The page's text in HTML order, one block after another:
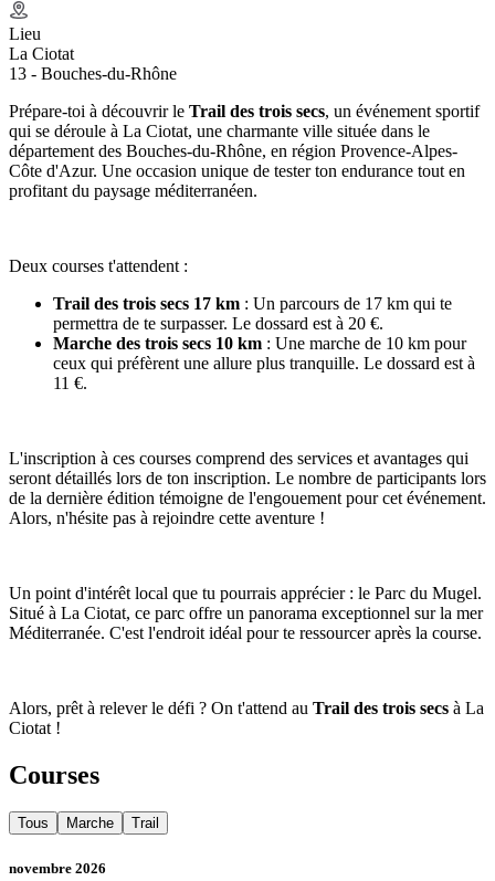
Lieu
La Ciotat
13 - Bouches-du-Rhône
Prépare-toi à découvrir le Trail des trois secs, un événement sportif
qui se déroule à La Ciotat, une charmante ville située dans le
département des Bouches-du-Rhône, en région Provence-Alpes-
Côte d'Azur. Une occasion unique de tester ton endurance tout en
profitant du paysage méditerranéen.
Deux courses t'attendent :
Trail des trois secs 17 km : Un parcours de 17 km qui te
permettra de te surpasser. Le dossard est à 20 €.
Marche des trois secs 10 km : Une marche de 10 km pour
ceux qui préfèrent une allure plus tranquille. Le dossard est à
11 €.
L'inscription à ces courses comprend des services et avantages qui
seront détaillés lors de ton inscription. Le nombre de participants lors
de la dernière édition témoigne de l'engouement pour cet événement.
Alors, n'hésite pas à rejoindre cette aventure !
Un point d'intérêt local que tu pourrais apprécier : le Parc du Mugel.
Situé à La Ciotat, ce parc offre un panorama exceptionnel sur la mer
Méditerranée. C'est l'endroit idéal pour te ressourcer après la course.
Alors, prêt à relever le défi ? On t'attend au Trail des trois secs à La
Ciotat !
Courses
Tous Marche Trail
novembre 2026